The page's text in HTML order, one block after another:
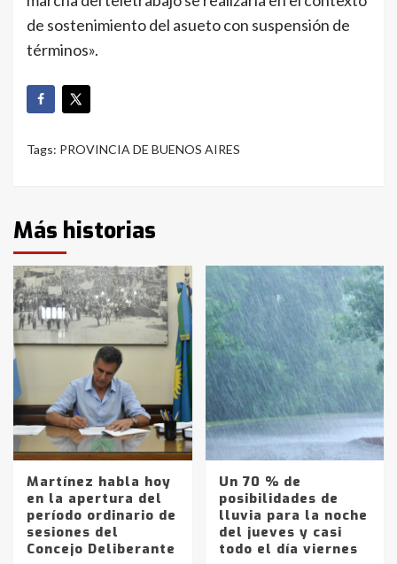
de sostenimiento del asueto con suspensión de
términos».
Tags: PROVINCIA DE BUENOS AIRES
Más historias
Martínez habla hoy
en la apertura del
período ordinario de
sesiones del
Concejo Deliberante
Un 70 % de
posibilidades de
lluvia para la noche
del jueves y casi
todo el día viernes